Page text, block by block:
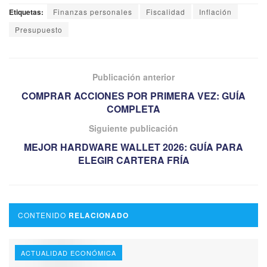
Etiquetas: Finanzas personales Fiscalidad
Inflación
Presupuesto
Publicación anterior
COMPRAR ACCIONES POR PRIMERA VEZ: GUÍA
COMPLETA
Siguiente publicación
MEJOR HARDWARE WALLET 2026: GUÍA PARA
ELEGIR CARTERA FRÍA
CONTENIDO RELACIONADO
ACTUALIDAD ECONÓMICA